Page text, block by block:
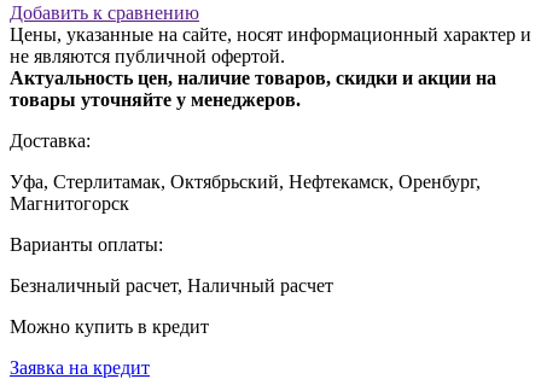
Добавить к сравнению
Цены, указанные на сайте, носят информационный характер и
не являются публичной офертой.
Актуальность цен, наличие товаров, скидки и акции на
товары уточняйте у менеджеров.
Доставка:
Уфа, Стерлитамак, Октябрьский, Нефтекамск, Оренбург,
Магнитогорск
Варианты оплаты:
Безналичный расчет, Наличный расчет
Можно купить в кредит
Заявка на кредит